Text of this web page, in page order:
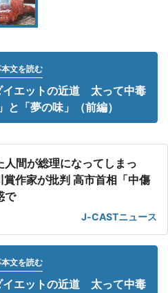
文を読む
イエットの近道 太って中毒
と「夢の味」（前編）
人間が総理になってしまっ
賞作家が批判 高市首相「中傷
で
J-CASTニュース
文を読む
イエットの近道 太って中毒